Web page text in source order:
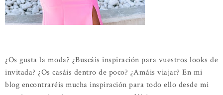
¿Os gusta la moda? ¿Buscáis inspiración para vuestros looks de
invitada? ¿Os casáis dentro de poco? ¿Amáis viajar? En mi
blog encontraréis mucha inspiración para todo ello desde mi